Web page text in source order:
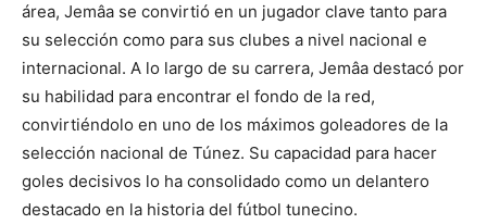
área, Jemâa se convirtió en un jugador clave tanto para
su selección como para sus clubes a nivel nacional e
internacional. A lo largo de su carrera, Jemâa destacó por
su habilidad para encontrar el fondo de la red,
convirtiéndolo en uno de los máximos goleadores de la
selección nacional de Túnez. Su capacidad para hacer
goles decisivos lo ha consolidado como un delantero
destacado en la historia del fútbol tunecino.